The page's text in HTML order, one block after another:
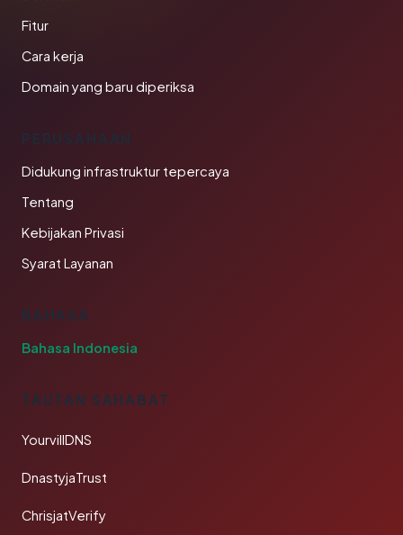
Fitur
Cara kerja
Domain yang baru diperiksa
PERUSAHAAN
Didukung infrastruktur tepercaya
Tentang
Kebijakan Privasi
Syarat Layanan
BAHASA
Bahasa Indonesia
TAUTAN SAHABAT
YourvillDNS
DnastyjaTrust
ChrisjatVerify